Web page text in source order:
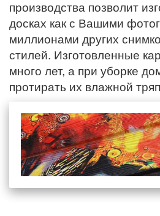
производства позволит
досках как с Вашими
миллионами других
стилей. Изготовленные
много лет, а при уборке
протирать их влажной